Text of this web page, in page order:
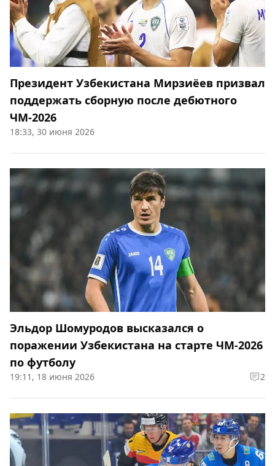
Президент Узбекистана Мирзиёев призвал
поддержать сборную после дебютного
ЧМ‑2026
18:33, 30 июня 2026
Эльдор Шомуродов высказался о
поражении Узбекистана на старте ЧМ-2026
по футболу
19:11, 18 июня 2026 2